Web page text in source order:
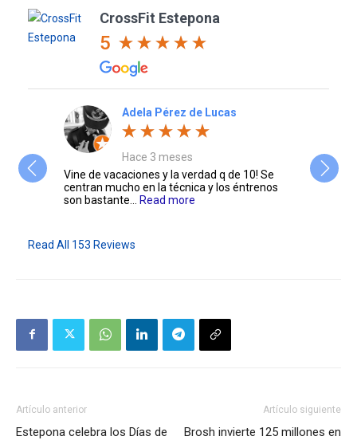
CrossFit Estepona
5
el
Adela Pérez de Lucas
Hace 3 meses
Vine de vacaciones y la verdad q de 10! Se
centran mucho en la técnica y los éntrenos
son bastante...
Read more
Read All 153 Reviews
Artículo anterior
Estepona celebra los Días de
Artículo siguiente
Brosh invierte 125 millones en